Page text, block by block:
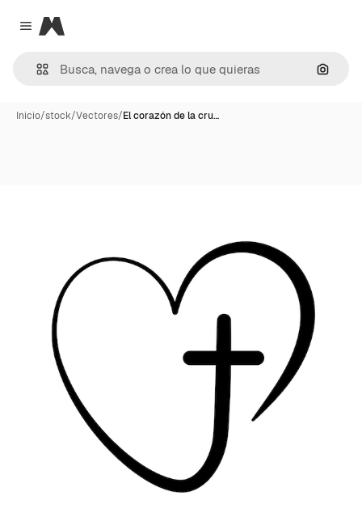
Close menu
Magnific
Inicio/stock/Vectores/El corazón de la cru…